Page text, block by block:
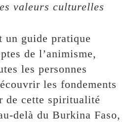
valeurs culturelles
un guide pratique
de l’animisme,
les personnes
les fondements
de cette spiritualité
delà du Burkina Faso,